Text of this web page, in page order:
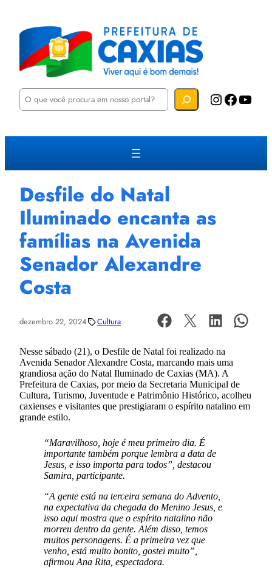
P
u
a
Instagram Facebook YouTube
Desfile do Natal
Iluminado encanta as
famílias na Avenida
Senador Alexandre
Costa
dezembro 22, 2024 Cultura
Nesse sábado (21), o Desfile de Natal foi realizado na
Avenida Senador Alexandre Costa, marcando mais uma
grandiosa ação do Natal Iluminado de Caxias (MA). A
Prefeitura de Caxias, por meio da Secretaria Municipal de
Cultura, Turismo, Juventude e Patrimônio Histórico, acolheu
caxienses e visitantes que prestigiaram o espírito natalino em
grande estilo.
“Maravilhoso, hoje é meu primeiro dia. É
importante também porque lembra a data de
Jesus, e isso importa para todos”, destacou
Samira, participante.
“A gente está na terceira semana do Advento,
na expectativa da chegada do Menino Jesus, e
isso aqui mostra que o espírito natalino não
morreu dentro da gente. Além disso, temos
muitos personagens. É a primeira vez que
venho, está muito bonito, gostei muito”,
afirmou Ana Rita, espectadora.